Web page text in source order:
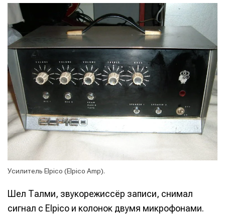
Написание
Исполнение
Продакшн
Инструменты
Написание
Исполнение
Продакшн
Инструменты
Усилитель Elpico (Elpico Amp).
Шел Талми, звукорежиссёр записи, снимал
сигнал с Elpico и колонок двумя микрофонами.